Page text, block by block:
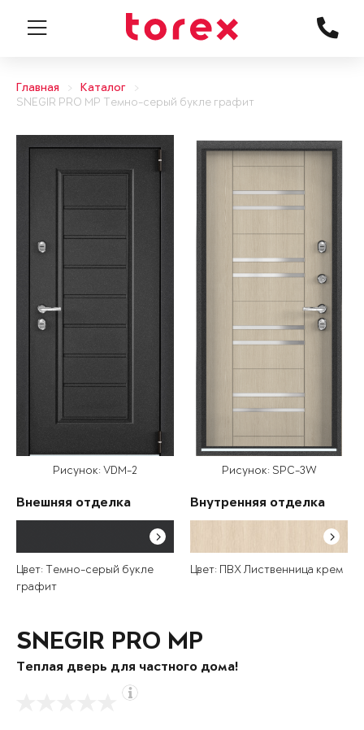
Главная
Каталог
SNEGIR PRO MP Темно-серый букле графит
Рисунок: VDM-2
Внешняя отделка
Цвет: Темно-серый букле
графит
Рисунок: SPC-3W
Внутренняя отделка
Цвет: ПВХ Лиственница крем
SNEGIR PRO MP
Теплая дверь для частного дома!